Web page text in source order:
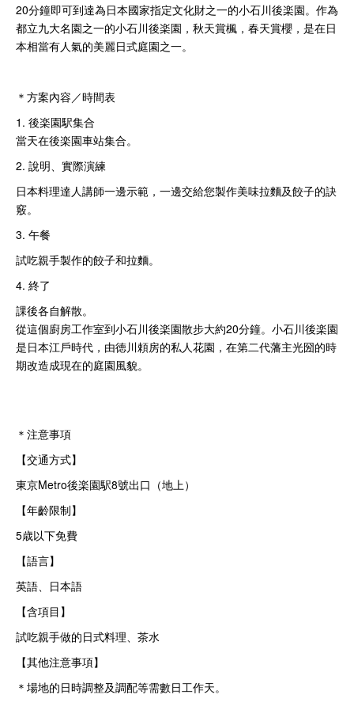
20分鐘即可到達為日本國家指定文化財之一的小石川後楽園。作為
都立九大名園之一的小石川後楽園，秋天賞楓，春天賞櫻，是在日
本相當有人氣的美麗日式庭園之一。
＊方案內容／時間表
1. 後楽園駅集合
當天在後楽園車站集合。
2. 說明、實際演練
日本料理達人講師一邊示範，一邊交給您製作美味拉麵及餃子的訣
竅。
3. 午餐
試吃親手製作的餃子和拉麵。
4. 終了
課後各自解散。
從這個廚房工作室到小石川後楽園散步大約20分鐘。小石川後楽園
是日本江戶時代，由徳川頼房的私人花園，在第二代藩主光圀的時
期改造成現在的庭園風貌。
＊注意事項
【交通方式】
東京Metro後楽園駅8號出口（地上）
【年齡限制】
5歳以下免費
【語言】
英語、日本語
【含項目】
試吃親手做的日式料理、茶水
【其他注意事項】
＊場地的日時調整及調配等需數日工作天。